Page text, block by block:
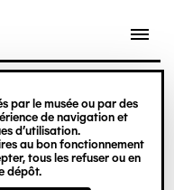
par le musée ou par des
de navigation et
d’utilisation.
au bon fonctionnement
tous les refuser ou en
dépôt.